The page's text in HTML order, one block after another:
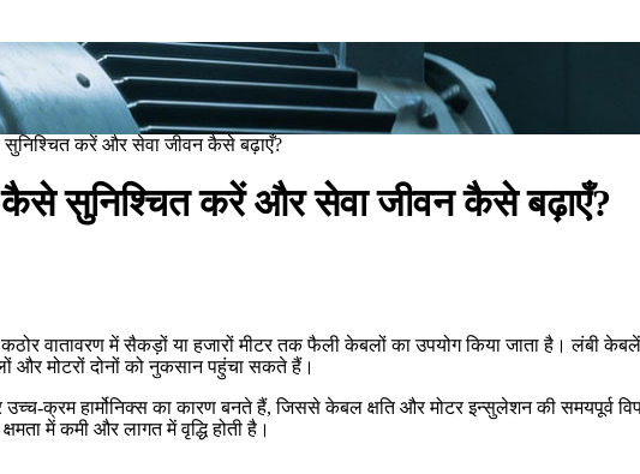
सुनिश्चित करें और सेवा जीवन कैसे बढ़ाएँ?
कैसे सुनिश्चित करें और सेवा जीवन कैसे बढ़ाएँ?
वातावरण में सैकड़ों या हजारों मीटर तक फैली केबलों का उपयोग किया जाता है। लंबी
और मोटरों दोनों को नुकसान पहुंचा सकते हैं।
क्रम हार्मोनिक्स का कारण बनते हैं, जिससे केबल क्षति और मोटर इन्सुलेशन की समयपूर्व
में कमी और लागत में वृद्धि होती है।